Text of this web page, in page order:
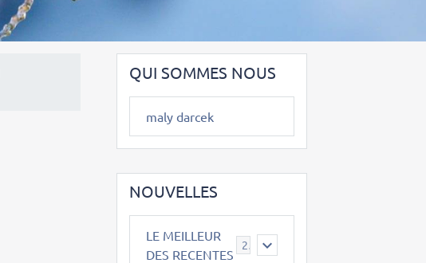
QUI SOMMES NOUS
maly darcek
NOUVELLES
LE MEILLEUR
DES RECENTES
2